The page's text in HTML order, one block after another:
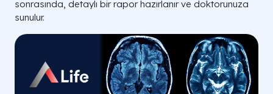
sonrasında, detaylı bir rapor hazırlanır ve doktorunuza
sunulur.